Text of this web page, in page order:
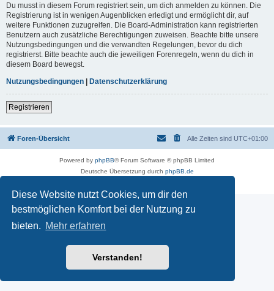
Diese Website nutzt Cookies, um dir den
bestmöglichen Komfort bei der Nutzung zu
bieten. Mehr erfahren
Verstanden!
Du musst in diesem Forum registriert sein, um dich anmelden zu können. Die
Registrierung ist in wenigen Augenblicken erledigt und ermöglicht dir, auf
weitere Funktionen zuzugreifen. Die Board-Administration kann registrierten
Benutzern auch zusätzliche Berechtigungen zuweisen. Beachte bitte unsere
Nutzungsbedingungen und die verwandten Regelungen, bevor du dich
registrierst. Bitte beachte auch die jeweiligen Forenregeln, wenn du dich in
diesem Board bewegst.
Nutzungsbedingungen | Datenschutzerklärung
Registrieren
Foren-Übersicht Alle Zeiten sind UTC+01:00
Powered by phpBB® Forum Software © phpBB Limited
Deutsche Übersetzung durch phpBB.de